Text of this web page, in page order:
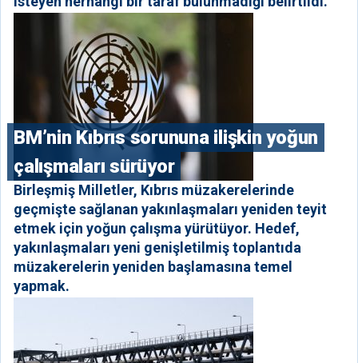
BM’nin Kıbrıs sorununa ilişkin yoğun
çalışmaları sürüyor
Birleşmiş Milletler, Kıbrıs müzakerelerinde
geçmişte sağlanan yakınlaşmaları yeniden teyit
etmek için yoğun çalışma yürütüyor. Hedef,
yakınlaşmaları yeni genişletilmiş toplantıda
müzakerelerin yeniden başlamasına temel
yapmak.